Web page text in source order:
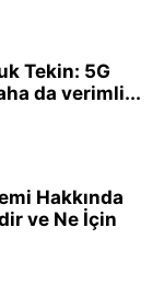
Tekin: 5G
da verimli...
Hakkında
ve Ne İçin